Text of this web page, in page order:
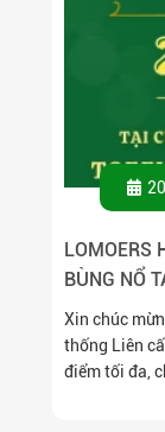
LOMOERS
BÙNG NỔ
SẴN SÀNG
THÀNH
Xin chúc
thống Liên
điểm tối đa,